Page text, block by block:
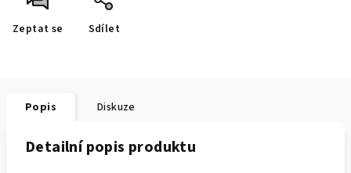
Zeptat se Sdílet
Popis Diskuze
Detailní popis produktu